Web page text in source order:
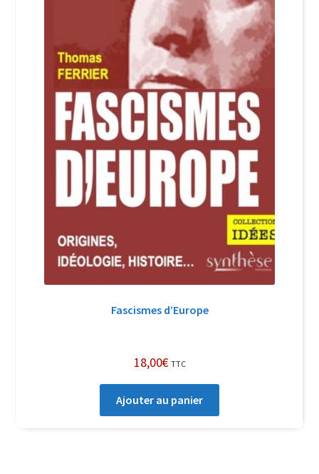
Nous Contacter
Politique de confidentialité et cookies
Qui sommes-nous ?
Soutien à Philippe Randa
Suivi de la Commande
Fascismes d’Europe
18,00€ TTC
Ajouter au panier